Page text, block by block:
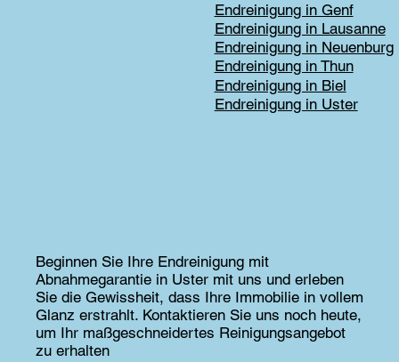
Endreinigung in Genf
Endreinigung in Lausanne
Endreinigung in Neuenburg
Endreinigung in Thun
Endreinigung in Biel
Endreinigung in Uster
Beginnen Sie Ihre Endreinigung mit
Abnahmegarantie in Uster mit uns und erleben
Sie die Gewissheit, dass Ihre Immobilie in vollem
Glanz erstrahlt. Kontaktieren Sie uns noch heute,
um Ihr maßgeschneidertes Reinigungsangebot
zu erhalten